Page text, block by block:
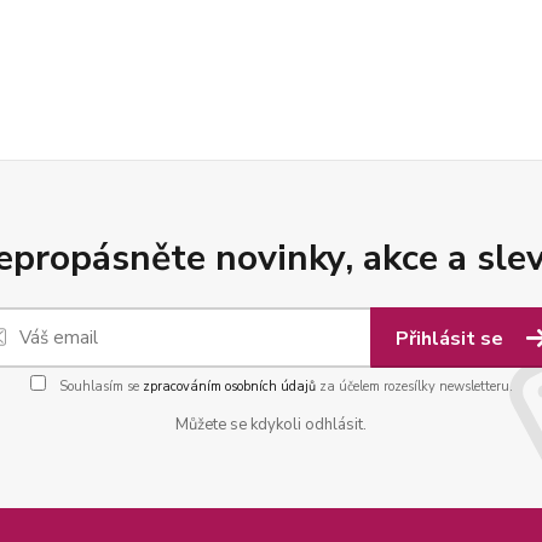
novinky, akce a
Přihlásit se
Souhlasím se zpracováním osobních údajůza účelem rozesílky newsletteru.
Můžete se kdykoli odhlásit.